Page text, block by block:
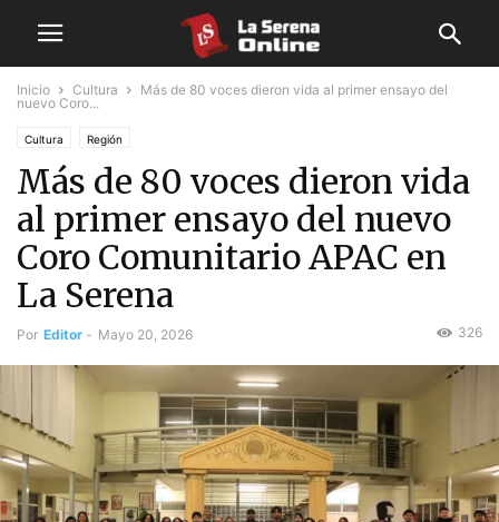
Inicio Cultura
Más de 80 voces dieron vida al primer ensayo del
nuevo Coro...
Cultura Región
Más de 80 voces dieron vida
al primer ensayo del nuevo
Coro Comunitario APAC en
La Serena
Por Editor - Mayo 20, 2026 326